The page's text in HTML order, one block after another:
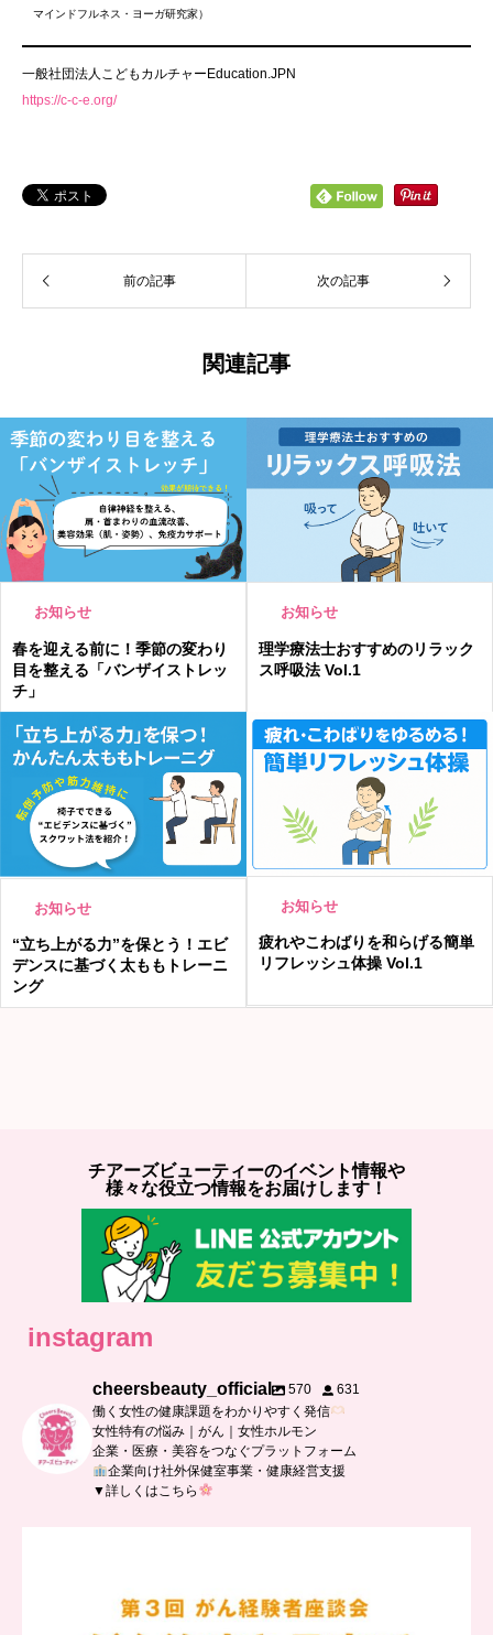
マインドフルネス・ヨーガ研究家）
一般社団法人こどもカルチャーEducation.JPN
https://c-c-e.org/
前の記事 次の記事
関連記事
お知らせ
春を迎える前に！季節の変わり
目を整える「バンザイストレッ
チ」
お知らせ
理学療法士おすすめのリラック
ス呼吸法 Vol.1
お知らせ
“立ち上がる力”を保とう！エビ
デンスに基づく太ももトレーニ
ング
お知らせ
疲れやこわばりを和らげる簡単
リフレッシュ体操 Vol.1
チアーズビューティーのイベント情報や
様々な役立つ情報をお届けします！
instagram
cheersbeauty_official 570
631
働く女性の健康課題をわかりやすく発信
女性特有の悩み｜がん｜女性ホルモン
企業・医療・美容をつなぐプラットフォーム
企業向け社外保健室事業・健康経営支援
▼詳しくはこちら